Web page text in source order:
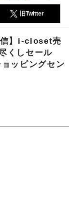
旧Twitter
信】i-closet売
くしセール
ョッピングセン